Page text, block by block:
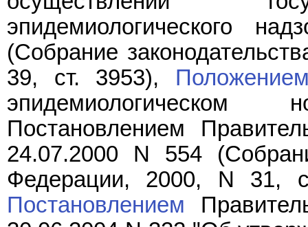
эпидемиологического
(Собрание
39, ст. 3953),
эпидемиологическом
Постановлением
24.07.2000 N 554
Федерации, 2000, N 31,
Постановлением